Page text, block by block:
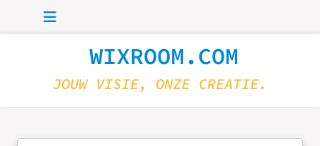
Skip to main content
WIXROOM.COM
JOUW VISIE, ONZE CREATIE.